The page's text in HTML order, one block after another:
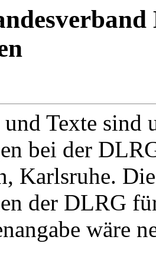
Texte sind
bei der
Karlsruhe.
der DLRG
wäre